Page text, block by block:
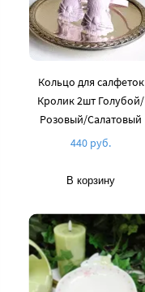
Кольцо для салфеток
Кролик 2шт Голубой/
Розовый/Cалатовый
440 руб.
В корзину